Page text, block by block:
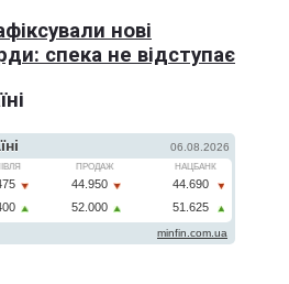
нові
спека не відступає